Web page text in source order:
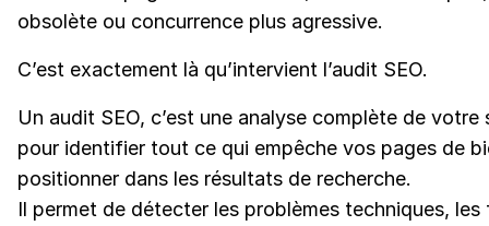
obsolète ou concurrence plus agressive.
C’est exactement là qu’intervient l’audit SEO.
Un audit SEO, c’est une analyse complète de votre
pour identifier tout ce qui empêche vos pages de
positionner dans les résultats de recherche.
Il permet de détecter les problèmes techniques, les